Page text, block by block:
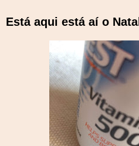
Está aqui está aí o Natal